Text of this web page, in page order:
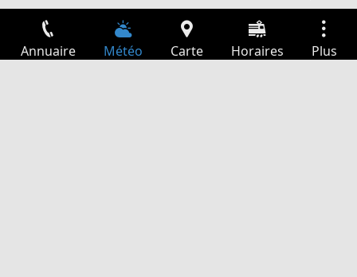
Annuaire Météo Carte Horaires Plus